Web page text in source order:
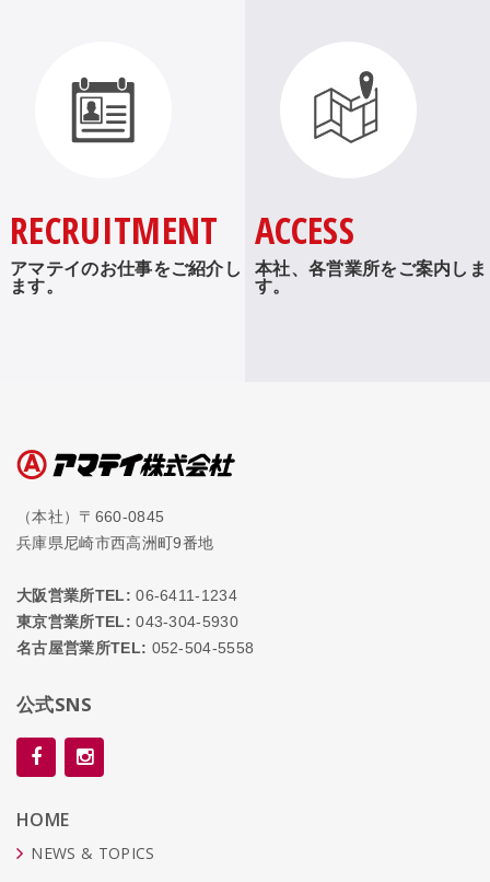
RECRUITMENT
アマテイのお仕事をご紹介し
ます。
ACCESS
本社、各営業所をご案内しま
す。
（本社）〒660-0845
兵庫県尼崎市西高洲町9番地
大阪営業所TEL: 06-6411-1234
東京営業所TEL: 043-304-5930
名古屋営業所TEL: 052-504-5558
公式SNS
HOME
NEWS & TOPICS